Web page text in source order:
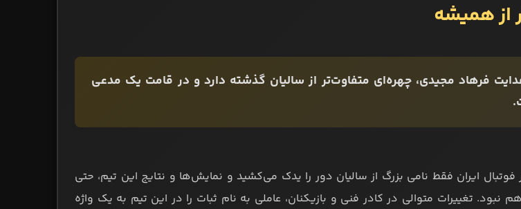
از همیشه
فرهاد مجیدی، چهره‌ای متفاوت‌تر از سالیان گذشته دارد و در قامت یک مدعی
ایران فقط نامی بزرگ از سالیان دور را یدک می‌کشید و نمایش‌ها و نتایج این تیم، حتی
نبود. تغییرات متوالی در کادر فنی و بازیکنان، عاملی به نام ثبات را در این تیم به یک واژه